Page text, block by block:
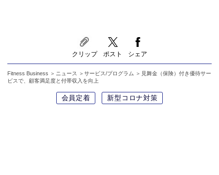
クリップ ポスト シェア
Fitness Business ニュース サービス/プログラム
見舞金（保険）付き優待サー
ビスで、顧客満足度と付帯収入を向上
会員定着 新型コロナ対策